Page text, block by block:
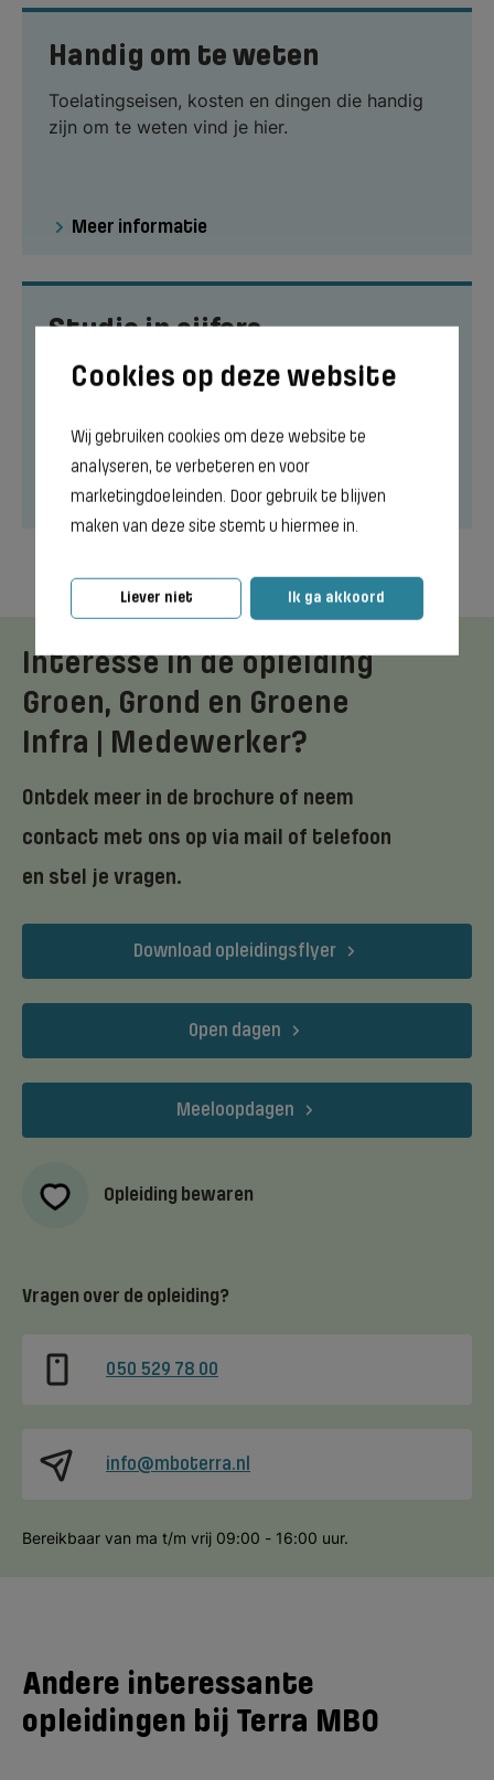
Wij gebruiken cookies om deze website te
analyseren, te verbeteren en voor
marketingdoeleinden. Door gebruik te blijven
maken van deze site stemt u hiermee in.
Liever niet Ik ga akkoord
Handig om te weten
Toelatingseisen, kosten en dingen die handig
zijn om te weten vind je hier.
Meer informatie
Studie in cijfers
Meer informatie
Interesse in de opleiding
Groen, Grond en Groene
Infra | Medewerker?
Ontdek meer in de brochure of neem
contact met ons op via mail of telefoon
en stel je vragen.
Download opleidingsflyer
Open dagen
Meeloopdagen
Opleiding bewaren
Vragen over de opleiding?
050 529 78 00
info@mboterra.nl
Bereikbaar van ma t/m vrij 09:00 - 16:00 uur.
Andere interessante
opleidingen bij Terra MBO